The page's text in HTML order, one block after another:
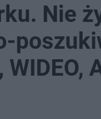
Nie